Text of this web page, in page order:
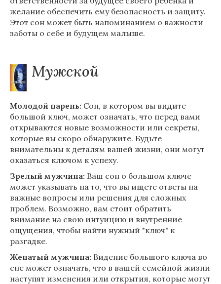
желание обеспечить ему безопасность и защиту.
Этот сон может быть напоминанием о важности
заботы о себе и будущем малыше.
Мужской
Молодой парень: Сон, в котором вы видите
большой ключ, может означать, что перед вами
открываются новые возможности или секреты,
которые вы скоро обнаружите. Будьте
внимательны к деталям вашей жизни, они могут
оказаться ключом к успеху.
Зрелый мужчина: Ваш сон о большом ключе
может указывать на то, что вы ищете ответы на
важные вопросы или решения для сложных
проблем. Возможно, вам стоит обратить
внимание на свою интуицию и внутренние
ощущения, чтобы найти нужный "ключ" к
разгадке.
Женатый мужчина: Видение большого ключа во
сне может означать, что в вашей семейной жизни
наступят изменения или открытия, которые могут